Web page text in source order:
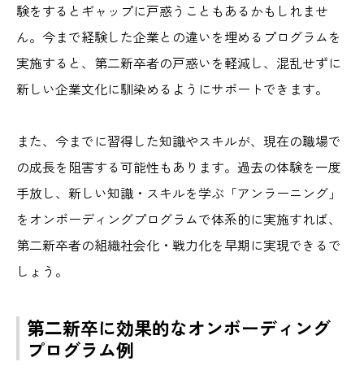
験をするとギャップに戸惑うこともあるかもしれませ
ん。今まで経験した企業との違いを埋めるプログラムを
実施すると、第二新卒者の戸惑いを軽減し、混乱せずに
新しい企業文化に馴染めるようにサポートできます。
また、今までに習得した知識やスキルが、現在の職場で
の成長を阻害する可能性もあります。過去の体験を一度
手放し、新しい知識・スキルを学ぶ「アンラーニング」
をオンボーディングプログラムで体系的に実施すれば、
第二新卒者の組織社会化・戦力化を早期に実現できるで
しょう。
第二新卒に効果的なオンボーディング
プログラム例